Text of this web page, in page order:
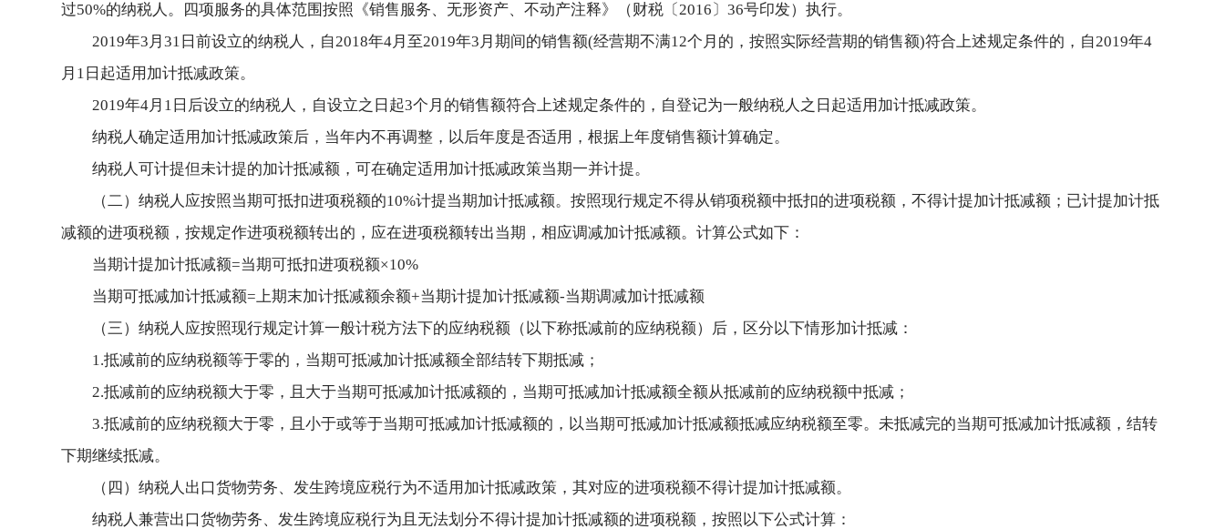
过50%的纳税人。四项服务的具体范围按照《销售服务、无形资产、不动产注释》（财税〔2016〕36号印发）执行。
2019年3月31日前设立的纳税人，自2018年4月至2019年3月期间的销售额(经营期不满12个月的，按照实际经营期的销售额)符合上述规定条件的，自2019年4
月1日起适用加计抵减政策。
2019年4月1日后设立的纳税人，自设立之日起3个月的销售额符合上述规定条件的，自登记为一般纳税人之日起适用加计抵减政策。
纳税人确定适用加计抵减政策后，当年内不再调整，以后年度是否适用，根据上年度销售额计算确定。
纳税人可计提但未计提的加计抵减额，可在确定适用加计抵减政策当期一并计提。
（二）纳税人应按照当期可抵扣进项税额的10%计提当期加计抵减额。按照现行规定不得从销项税额中抵扣的进项税额，不得计提加计抵减额；已计提加计抵
减额的进项税额，按规定作进项税额转出的，应在进项税额转出当期，相应调减加计抵减额。计算公式如下：
当期计提加计抵减额=当期可抵扣进项税额×10%
当期可抵减加计抵减额=上期末加计抵减额余额+当期计提加计抵减额-当期调减加计抵减额
（三）纳税人应按照现行规定计算一般计税方法下的应纳税额（以下称抵减前的应纳税额）后，区分以下情形加计抵减：
1.抵减前的应纳税额等于零的，当期可抵减加计抵减额全部结转下期抵减；
2.抵减前的应纳税额大于零，且大于当期可抵减加计抵减额的，当期可抵减加计抵减额全额从抵减前的应纳税额中抵减；
3.抵减前的应纳税额大于零，且小于或等于当期可抵减加计抵减额的，以当期可抵减加计抵减额抵减应纳税额至零。未抵减完的当期可抵减加计抵减额，结转
下期继续抵减。
（四）纳税人出口货物劳务、发生跨境应税行为不适用加计抵减政策，其对应的进项税额不得计提加计抵减额。
纳税人兼营出口货物劳务、发生跨境应税行为且无法划分不得计提加计抵减额的进项税额，按照以下公式计算：